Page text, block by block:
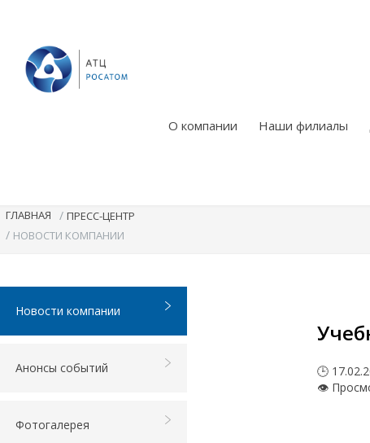
О компании Наши филиалы
ГЛАВНАЯ / ПРЕСС-ЦЕНТР
/ НОВОСТИ КОМПАНИИ
Новости компании
Анонсы событий
Фотогалерея
🕒
👁